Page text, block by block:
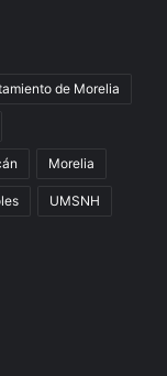
de Morelia
Morelia
UMSNH